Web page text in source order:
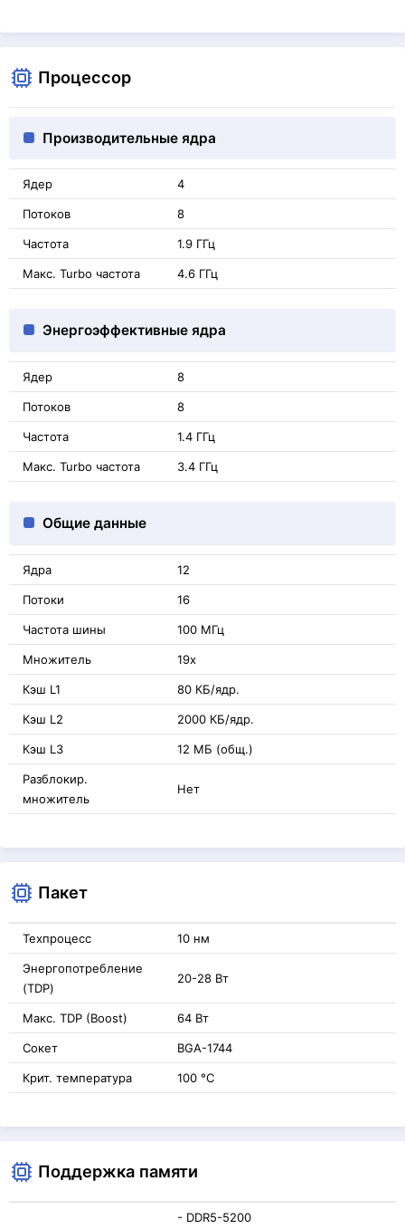
Процессор
Производительные ядра
Ядер 4
Потоков 8
Частота 1.9 ГГц
Макс. Turbo частота 4.6 ГГц
Энергоэффективные ядра
Ядер 8
Потоков 8
Частота 1.4 ГГц
Макс. Turbo частота 3.4 ГГц
Общие данные
Ядра 12
Потоки 16
Частота шины 100 МГц
Множитель 19x
Кэш L1 80 КБ/ядр.
Кэш L2 2000 КБ/ядр.
Кэш L3 12 МБ (общ.)
Разблокир.
множитель
Нет
Пакет
Техпроцесс 10 нм
Энергопотребление
(TDP)
20-28 Вт
Макс. TDP (Boost) 64 Вт
Сокет BGA-1744
Крит. температура 100 °C
Поддержка памяти
- DDR5-5200